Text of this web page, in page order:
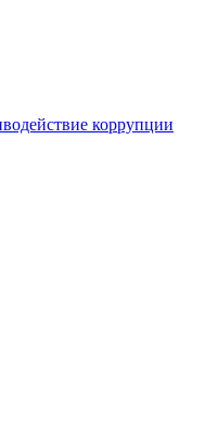
коррупции